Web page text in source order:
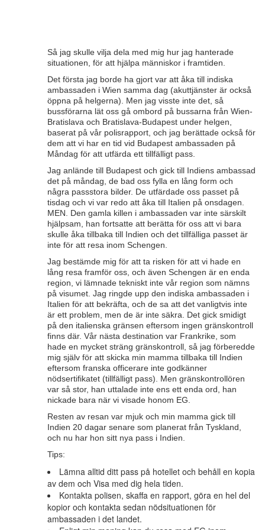
Så jag skulle vilja dela med mig hur jag hanterade
situationen, för att hjälpa människor i framtiden.
Det första jag borde ha gjort var att åka till indiska
ambassaden i Wien samma dag (akuttjänster är också
öppna på helgerna). Men jag visste inte det, så
bussförarna lät oss gå ombord på bussarna från Wien-
Bratislava och Bratislava-Budapest under helgen,
baserat på vår polisrapport, och jag berättade också för
dem att vi har en tid vid Budapest ambassaden på
Måndag för att utfärda ett tillfälligt pass.
Jag anlände till Budapest och gick till Indiens ambassad
det på måndag, de bad oss fylla en lång form och
några passstora bilder. De utfärdade oss passet på
tisdag och vi var redo att åka till Italien på onsdagen.
MEN. Den gamla killen i ambassaden var inte särskilt
hjälpsam, han fortsatte att berätta för oss att vi bara
skulle åka tillbaka till Indien och det tillfälliga passet är
inte för att resa inom Schengen.
Jag bestämde mig för att ta risken för att vi hade en
lång resa framför oss, och även Schengen är en enda
region, vi lämnade tekniskt inte vår region som nämns
på visumet. Jag ringde upp den indiska ambassaden i
Italien för att bekräfta, och de sa att det vanligtvis inte
är ett problem, men de är inte säkra. Det gick smidigt
på den italienska gränsen eftersom ingen gränskontroll
finns där. Vår nästa destination var Frankrike, som
hade en mycket sträng gränskontroll, så jag förberedde
mig själv för att skicka min mamma tillbaka till Indien
eftersom franska officerare inte godkänner
nödsertifikatet (tillfälligt pass). Men gränskontrollören
var så stor, han uttalade inte ens ett enda ord, han
nickade bara när vi visade honom EG.
Resten av resan var mjuk och min mamma gick till
Indien 20 dagar senare som planerat från Tyskland,
och nu har hon sitt nya pass i Indien.
Tips:
Lämna alltid ditt pass på hotellet och behåll en kopia
av dem och Visa med dig hela tiden.
Kontakta polisen, skaffa en rapport, göra en hel del
kopior och kontakta sedan nödsituationen för
ambassaden i det landet.